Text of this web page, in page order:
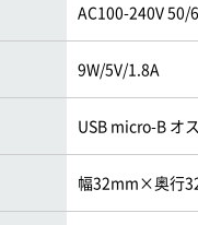
AC100-240V 50/
9W/5V/1.8A
USB micro-B オス
幅32mm×奥行